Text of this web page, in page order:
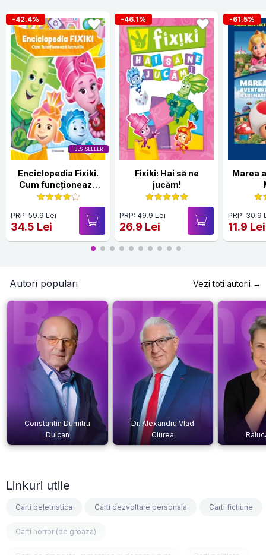
BESTSELLER
-42.4%
Enciclopedia Fixiki.
Cum funcționează
lucrurile
PRP: 59.9 Lei
34.5 Lei
-46.1%
Fixiki: Hai să ne
jucăm!
PRP: 49.9 Lei
26.9 Lei
-61.5%
Marea
PRP: 30.9
11.9 Lei
Autori populari Vezi toti autorii →
Constantin Dumitru
Dulcan
Dr. Alexandru Vlad
Ciurea
Linkuri utile
Carti beletristica Carti dezvoltare personala Carti fictiune
Carti horror (de groaza)